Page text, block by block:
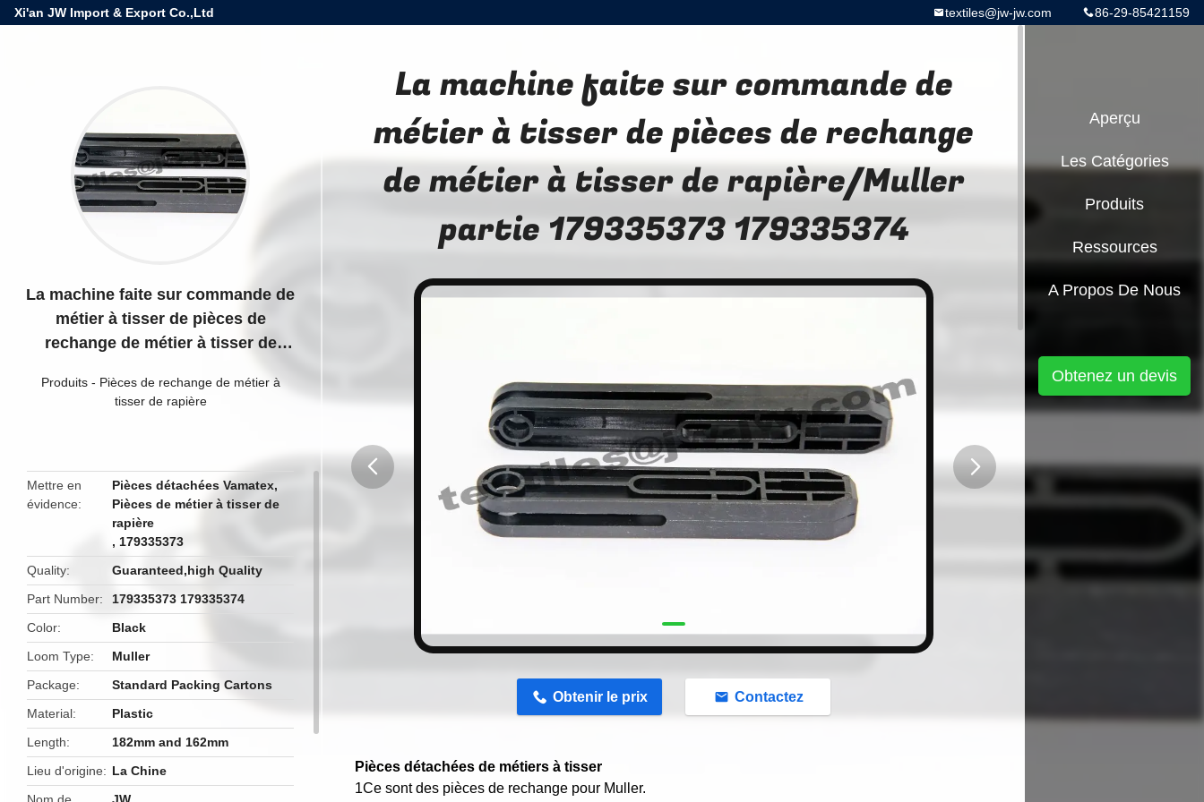
Xi'an JW Import & Export Co.,Ltd 86-29-85421159
textiles@jw-jw.com
La machine faite sur commande de
métier à tisser de pièces de
rechange de métier à tisser de
179335374
Produits- Pièces de rechange de métier à
tisser de rapière
Mettre en
évidence
Pièces détachées Vamatex,
Pièces de métier à tisser de
rapière
, 179335373
Quality
Guaranteed,high Quality
Part Number
179335373 179335374
Color
Black
Loom Type
Muller
Package
Standard Packing Cartons
Material
Plastic
Length
182mm and 162mm
Lieu d'origine
La Chine
La machine faite sur commande de
métier à tisser de pièces de rechange
de métier à tisser de rapière/Muller
partie 179335373 179335374
Obtenir le prix Contactez
Pièces détachées de métiers à tisser
1Ce sont des pièces de rechange pour Muller.
Aperçu
Les Catégories
Produits
Ressources
A Propos De Nous
Obtenez un devis